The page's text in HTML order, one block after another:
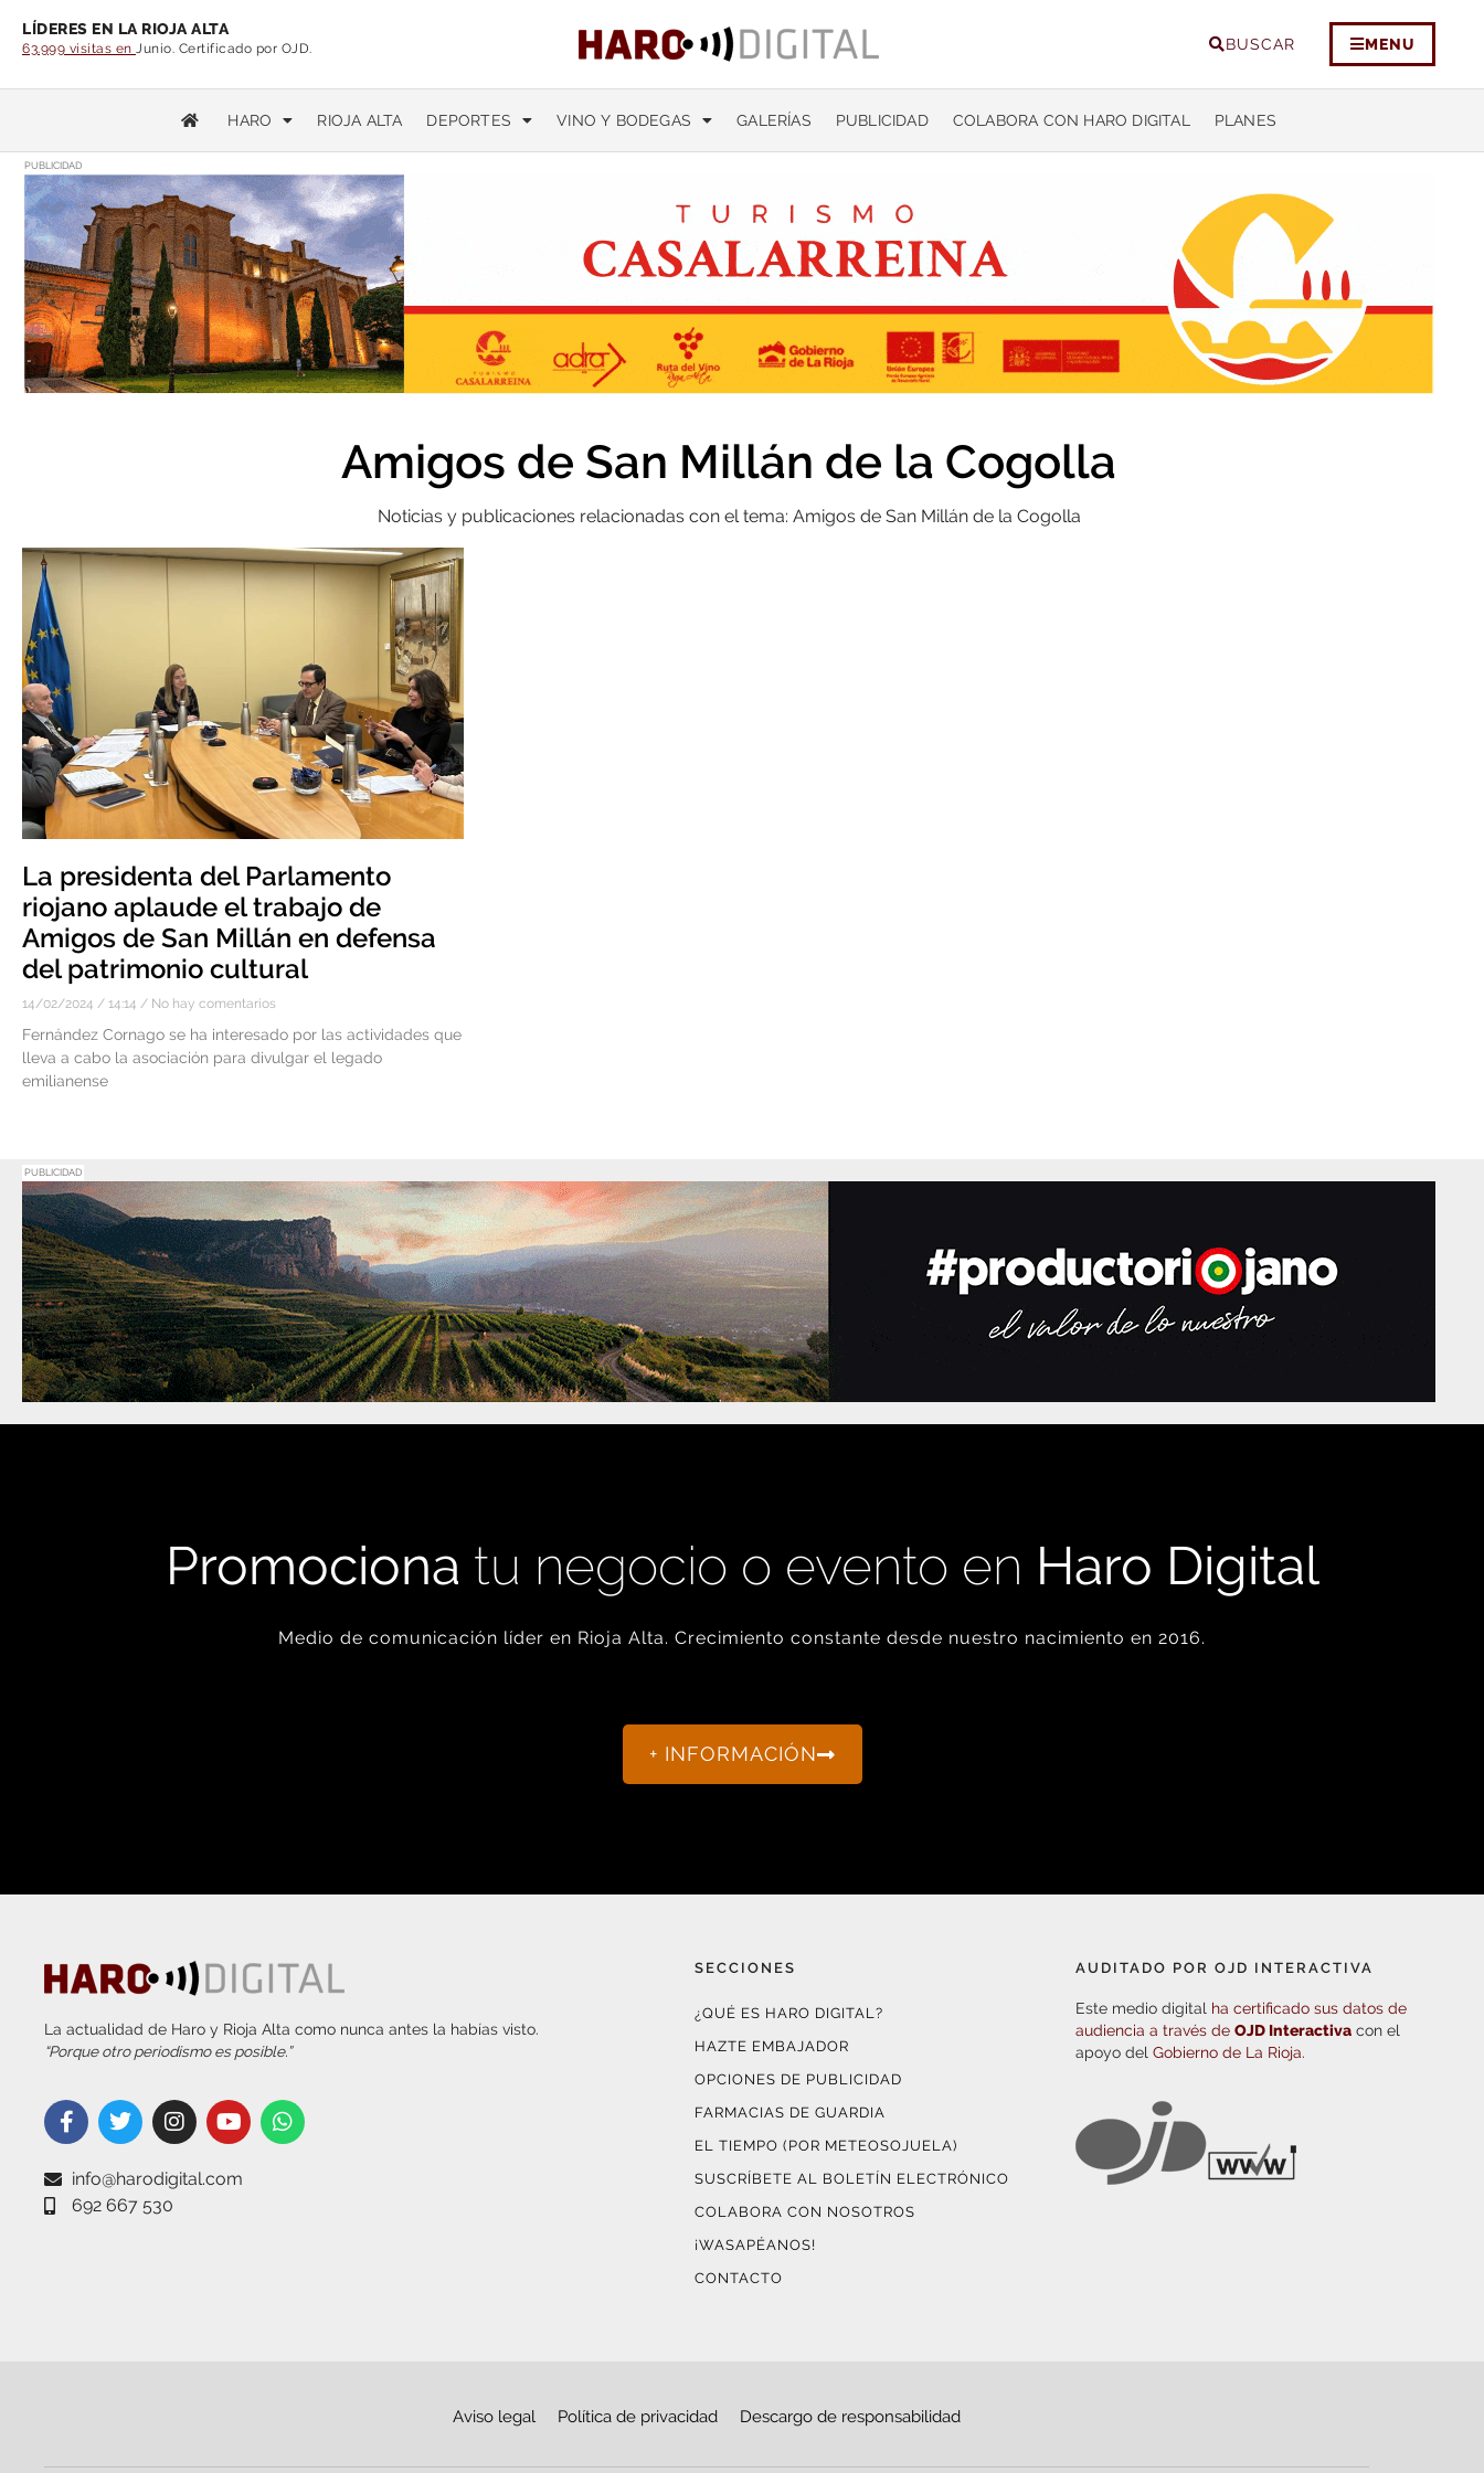
LÍDERES EN LA RIOJA ALTA
63.999 visitas en Junio. Certificado por OJD. BUSCAR MENU
HARO RIOJA ALTA DEPORTES VINO Y BODEGAS GALERÍAS PUBLICIDAD COLABORA CON HARO DIGITAL PLANES
PUBLICIDAD
Amigos de San Millán de la Cogolla
Noticias y publicaciones relacionadas con el tema: Amigos de San Millán de la Cogolla
La presidenta del Parlamento
riojano aplaude el trabajo de
Amigos de San Millán en defensa
del patrimonio cultural
14/02/2024 14:14 No hay comentarios
Fernández Cornago se ha interesado por las actividades que
lleva a cabo la asociación para divulgar el legado
emilianense
PUBLICIDAD
Promociona tu negocio o evento en Haro Digital
Medio de comunicación líder en Rioja Alta. Crecimiento constante desde nuestro nacimiento en 2016.
+ INFORMACIÓN
La actualidad de Haro y Rioja Alta como nunca antes la habías visto.
“Porque otro periodismo es posible.”
info@harodigital.com
692 667 530
SECCIONES
¿QUÉ ES HARO DIGITAL?
HAZTE EMBAJADOR
OPCIONES DE PUBLICIDAD
FARMACIAS DE GUARDIA
EL TIEMPO (POR METEOSOJUELA)
SUSCRÍBETE AL BOLETÍN ELECTRÓNICO
COLABORA CON NOSOTROS
¡WASAPÉANOS!
CONTACTO
AUDITADO POR OJD INTERACTIVA
Este medio digital ha certificado sus datos de
audiencia a través deOJD Interactiva con el
apoyo delGobierno de La Rioja.
Aviso legal Política de privacidad Descargo de responsabilidad